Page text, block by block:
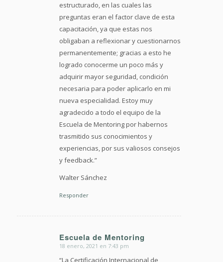
estructurado, en las cuales las
preguntas eran el factor clave de esta
capacitación, ya que estas nos
obligaban a reflexionar y cuestionarnos
permanentemente; gracias a esto he
logrado conocerme un poco más y
adquirir mayor seguridad, condición
necesaria para poder aplicarlo en mi
nueva especialidad. Estoy muy
agradecido a todo el equipo de la
Escuela de Mentoring por habernos
trasmitido sus conocimientos y
experiencias, por sus valiosos consejos
y feedback.”
Walter Sánchez
Responder
Escuela de Mentoring
Dice:
18 enero, 2021 en 7:43 pm